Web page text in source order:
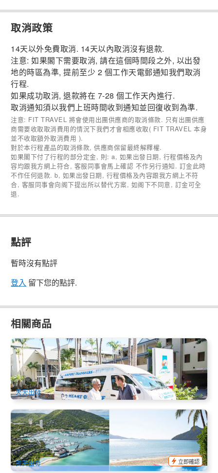
取消政策
14天以外免費取消. 14天以內取消沒有退款.
注意: 如果閣下需要取消, 請在這個時間段之外, 以出發
地的時區為準, 提前至少 2 個工作天電郵通知我們取消
行程.
如果成功取消, 退款將在 7-28 個工作天內進行.
取消通知須以我們上班時間收到通知並回復收到為準.
注意: FIT TRAVEL 將會使用出團供應商的取消條款. 只有出團供應
商需要收取取消費用的情況下我們才會相應收取( FIT TRAVEL 本身
並不收取額外取消費用 ).
對於本行程產品的取消條款, 供應商保留最終解釋權.
如果閣下付了行程的部分定金, 則: a, 如果出發日期, 行程價格及內
容均跟我方網上符合, 客服同事會馬上確認 不作另行通知. 訂金此時
不作任何退款. b, 如果出發日期, 行程價格及內容跟我方網上不符
合, 客服同事會向阁下提出所以替代方案, 如阁下不同意, 訂金可全
退.
點評
暫時沒有點評
登入 留下您的點評.
相關商品
聖靈海岸機場(PPP)⇆艾爾利海灘市區酒店接送(單程/往返)
Whitsunday Coast Airport to Airlie Beach
742 已預訂
AUD $29.00
PPP07186
天天出發
漢密爾頓島休閒一日遊+免費環島巴士+海濱酒吧午餐 (艾爾利
灘/白日夢島出發) Hamilton Island Freestyle
1.8k 已預訂
AUD $157.00
PPP07085
天天出發
立即確認